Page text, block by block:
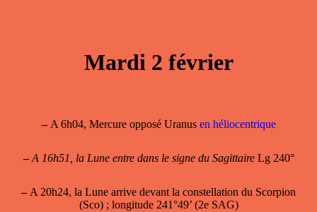
Mardi 2 février
–A 6h04, Mercure opposé Uranus en héliocentrique
– A 16h51, la Lune entre dans le signe du SagittaireLg 240°
–A 20h24, la Lune arrive devant la constellation du Scorpion
(Sco) ; longitude 241°49’ (2e SAG)